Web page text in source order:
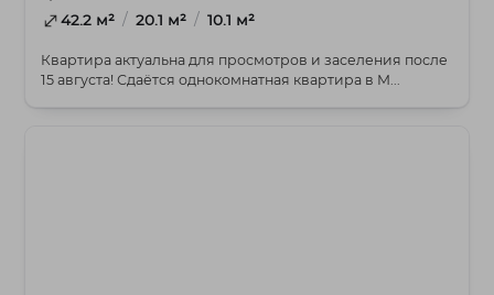
42.2 м² / 20.1 м² / 10.1 м²
Квартира актуальна для просмотров и заселения после
15 августа! Сдаётся однокомнатная квартира в М...